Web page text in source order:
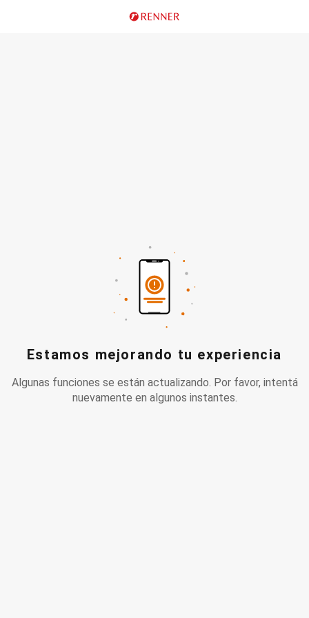
Estamos mejorando tu experiencia
Algunas funciones se están actualizando. Por favor, intentá
nuevamente en algunos instantes.